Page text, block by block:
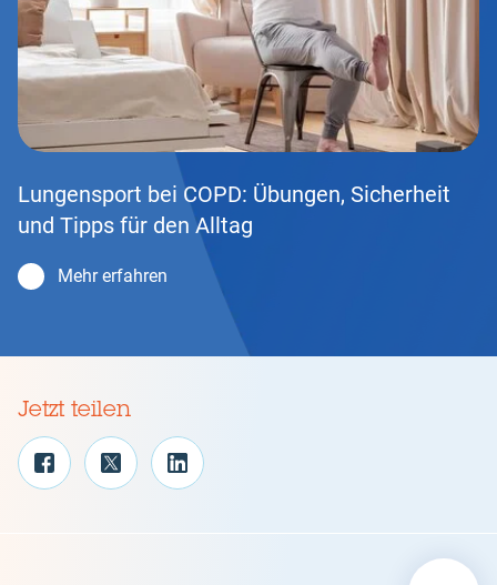
Lungensport bei COPD: Übungen, Sicherheit
und Tipps für den Alltag
Mehr erfahren
Jetzt teilen